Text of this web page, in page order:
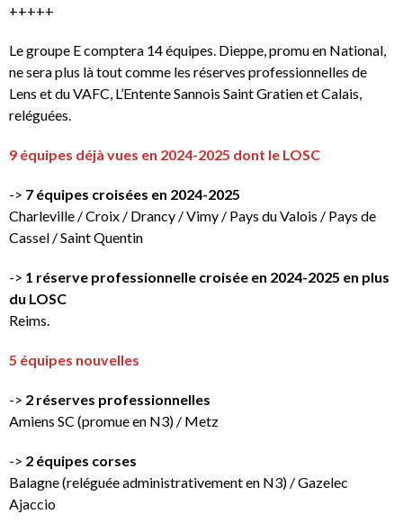
+++++
Le groupe E comptera 14 équipes. Dieppe, promu en National,
ne sera plus là tout comme les réserves professionnelles de
Lens et du VAFC, L’Entente Sannois Saint Gratien et Calais,
reléguées.
9 équipes déjà vues en 2024-2025 dont le LOSC
-> 7 équipes croisées en 2024-2025
Charleville / Croix / Drancy / Vimy / Pays du Valois / Pays de
Cassel / Saint Quentin
-> 1 réserve professionnelle croisée en 2024-2025 en plus
du LOSC
Reims.
5 équipes nouvelles
-> 2 réserves professionnelles
Amiens SC (promue en N3) / Metz
-> 2 équipes corses
Balagne (reléguée administrativement en N3) / Gazelec
Ajaccio